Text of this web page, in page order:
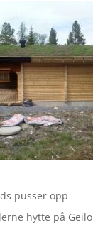
pusser opp
hytte på Geilo